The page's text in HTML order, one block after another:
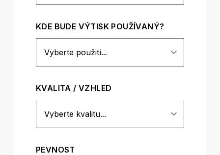
KDE BUDE VÝTISK POUŽÍVANÝ?
KVALITA / VZHLED
PEVNOST